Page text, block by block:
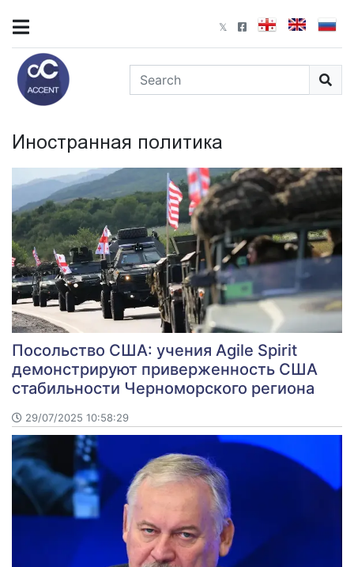
Иностранная политика
Посольство США: учения Agile Spirit
демонстрируют приверженность США
стабильности Черноморского региона
29/07/2025 10:58:29